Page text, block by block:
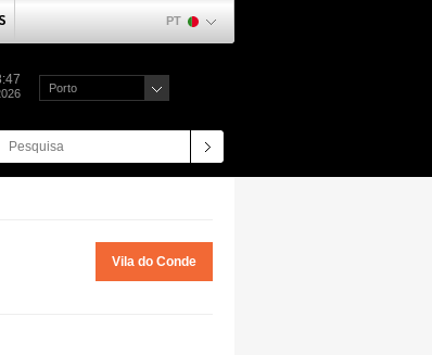
PT
Porto
Vila do Conde